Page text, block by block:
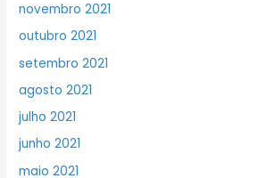
novembro 2021
outubro 2021
setembro 2021
agosto 2021
julho 2021
junho 2021
maio 2021